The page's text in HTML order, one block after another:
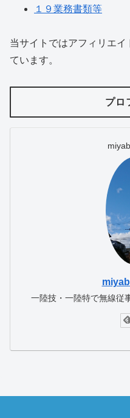
１９業務書類等
当サイトではアフィリエ
ています。
プロ
一陸技・一陸特で無線従